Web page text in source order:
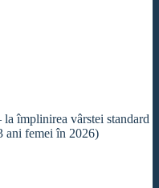
împlinirea vârstei standard
ani femei în 2026)